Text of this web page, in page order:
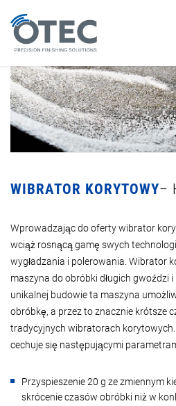
WIBRATOR KORYTOWY–
Wprowadzając do oferty wibrator
wciąż rosnącą gamę swych
wygładzania i polerowania. Wibrator
maszyna do obróbki długich gwoździ i
unikalnej budowie ta maszyna
obróbkę, a przez to znacznie krótsze
tradycyjnych wibratorach
cechuje się następującymi
Przyspieszenie 20 g ze zmiennym
skrócenie czasów obróbki niż w